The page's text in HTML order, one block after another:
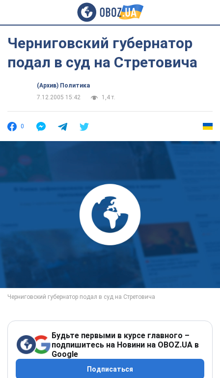
Черниговский губернатор
подал в суд на Стретовича
(Архив) Политика
7.12.2005 15:42
1,4 т.
0
Будьте первыми в курсе главного –
подпишитесь на Новини на OBOZ.UA в
Google
Подписаться